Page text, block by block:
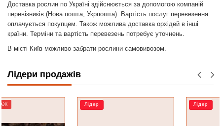
Доставка рослин по Україні здійснюється за допомогою компаній
перевізників (Нова пошта, Укрпошта). Вартість послуг перевезення
оплачується покупцем. Також можлива доставка орхідей в інші
країни. Терміни та вартість перевезень потребує уточнень.
В місті Київ можливо забрати рослини самовивозом.
Лідери продажів